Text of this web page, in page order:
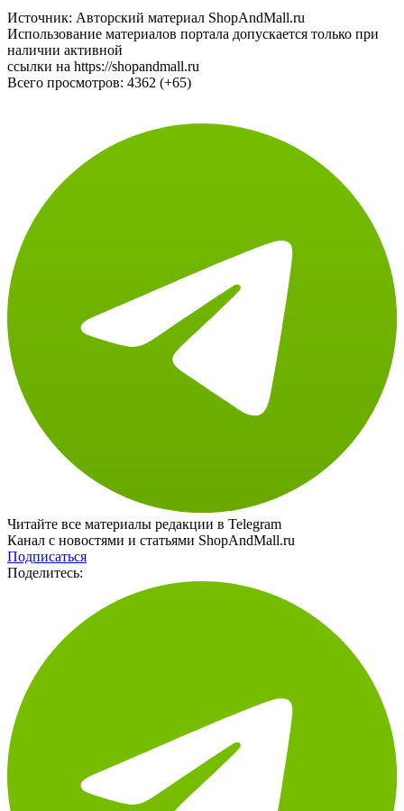
Источник: Авторский материал ShopAndMall.ru
Использование материалов портала допускается только при
наличии активной
ссылки на https://shopandmall.ru
Всего просмотров: 4362 (+65)
Читайте все материалы редакции в Telegram
Канал с новостями и статьями ShopAndMall.ru
Подписаться
Поделитесь: